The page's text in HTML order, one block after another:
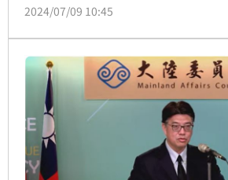
日表示，行政調查部分已會同文化部
報導內容，相關資訊將提供檢調進
關的司法調查。
2024/07/09 10:45